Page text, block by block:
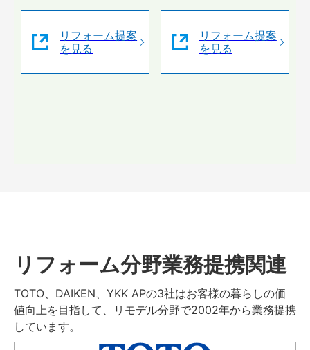
リフォーム提案
を見る
リフォーム提案
を見る
リフォーム分野業務提携関連
TOTO、DAIKEN、YKK APの3社はお客様の暮らしの価
値向上を目指して、リモデル分野で2002年から業務提携
しています。